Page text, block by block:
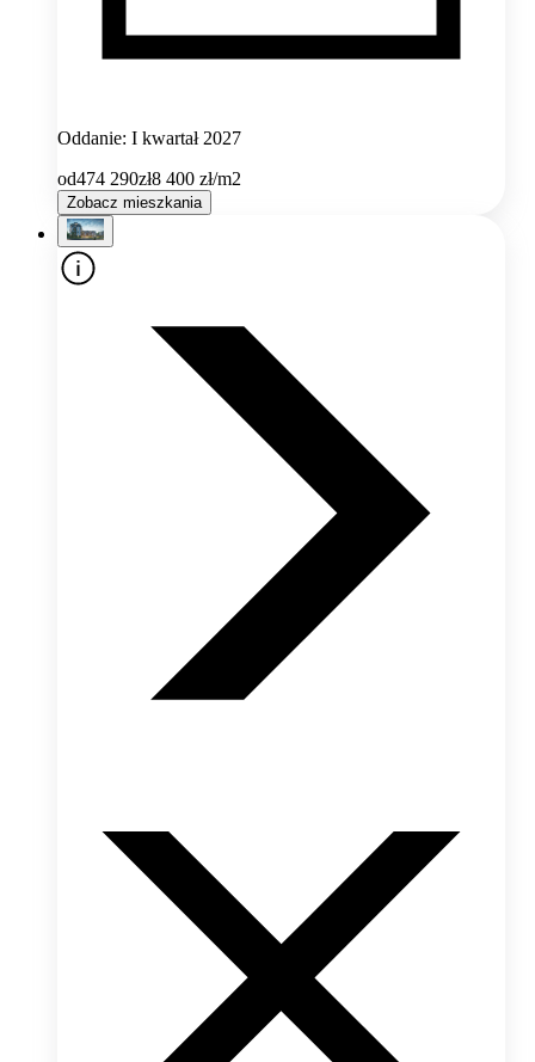
Oddanie: I kwartał 2027
od474 290zł8 400 zł/m2
Zobacz mieszkania